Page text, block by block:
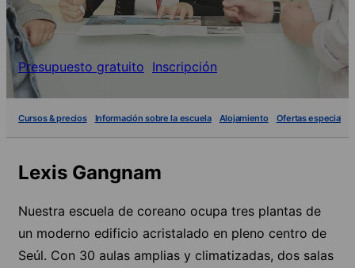
Presupuesto gratuito Inscripción
Cursos & precios Información sobre la escuela Alojamiento Ofertas especiales
Lexis Gangnam
Nuestra escuela de coreano ocupa tres plantas de
un moderno edificio acristalado en pleno centro de
Seúl. Con 30 aulas amplias y climatizadas, dos salas